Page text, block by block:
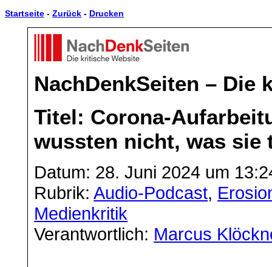
Startseite - Zurück - Drucken
NachDenkSeiten – Die
Titel: Corona-
wussten nicht, was sie
Datum: 28. Juni 2024 um
Rubrik:Audio-Podcast,
Medienkritik
Verantwortlich: Marcus